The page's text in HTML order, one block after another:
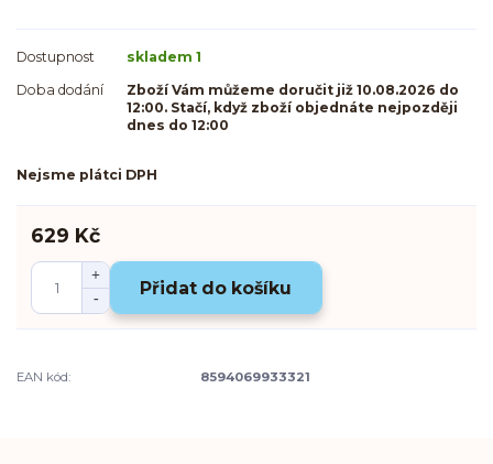
Dostupnost
skladem 1
Doba dodání
Zboží Vám můžeme doručit již 10.08.2026 do
12:00. Stačí, když zboží objednáte nejpozději
dnes do 12:00
Nejsme plátci DPH
629 Kč
Přidat do košíku
EAN kód: 8594069933321